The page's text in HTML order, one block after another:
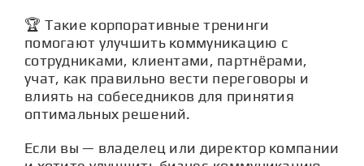
🏆 Такие корпоративные тренинги
помогают улучшить коммуникацию с
сотрудниками, клиентами, партнёрами,
учат, как правильно вести переговоры и
влиять на собеседников для принятия
оптимальных решений.
Если вы — владелец или директор компании